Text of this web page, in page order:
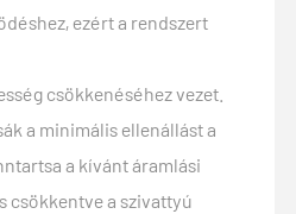
ezért a rendszert
csökkenéséhez vezet.
a minimális ellenállást a
a kívánt áramlási
csökkentve a szivattyú